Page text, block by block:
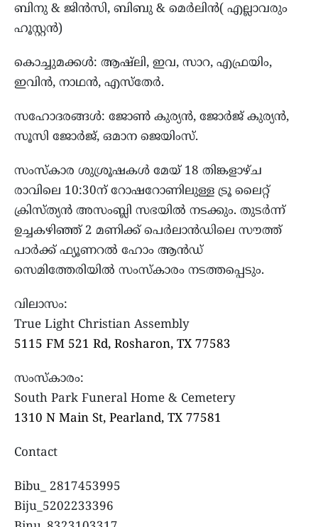
ബിനു & ജിൻസി, ബിബു & മെർലിൻ( എല്ലാവരും
ഹൂസ്റ്റൻ)
കൊച്ചുമക്കൾ: ആഷ്‌ലി, ഇവ, സാറ, എഫ്രയിം,
ഇവിൻ, നാഥൻ, എസ്തേർ.
സഹോദരങ്ങൾ: ജോൺ കുര്യൻ, ജോർജ് കുര്യൻ,
സൂസി ജോർജ്, ഒമാന ജെയിംസ്.
സംസ്കാര ശുശ്രൂഷകൾ മേയ് 18 തിങ്കളാഴ്ച
രാവിലെ 10:30ന് റോഷറോണിലുള്ള ട്രൂ ലൈറ്റ്
ക്രിസ്ത്യൻ അസംബ്ലി സഭയിൽ നടക്കും. തുടർന്ന്
ഉച്ചകഴിഞ്ഞ് 2 മണിക്ക് പെർലാൻഡിലെ സൗത്ത്
പാർക്ക് ഫ്യൂണറൽ ഹോം ആൻഡ്
സെമിത്തേരിയിൽ സംസ്കാരം നടത്തപ്പെടും.
വിലാസം:
True Light Christian Assembly
5115 FM 521 Rd, Rosharon, TX 77583
സംസ്കാരം:
South Park Funeral Home & Cemetery
1310 N Main St, Pearland, TX 77581
Contact
Bibu_ 2817453995
Biju_5202233396